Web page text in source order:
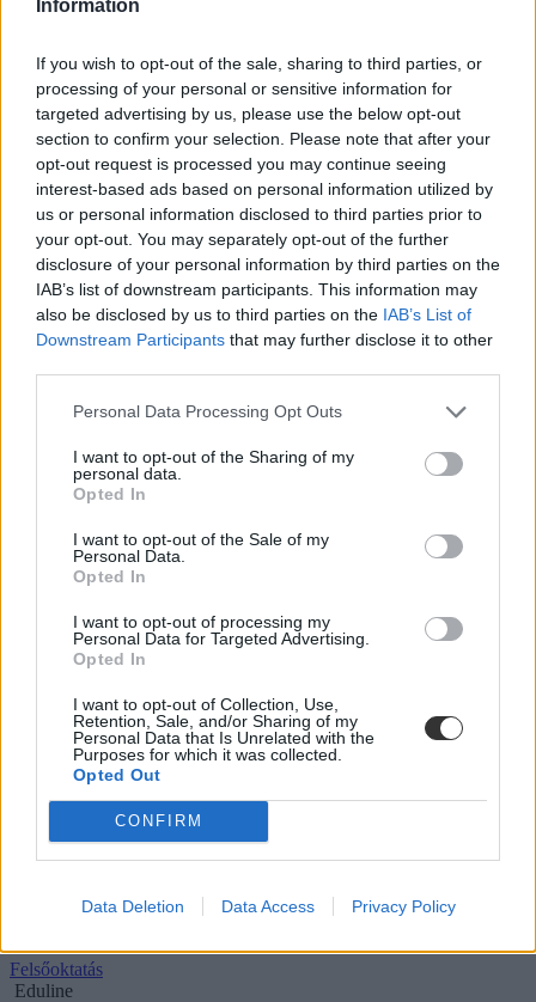
Information
If you wish to opt-out of the sale, sharing to third parties, or
processing of your personal or sensitive information for
targeted advertising by us, please use the below opt-out
section to confirm your selection. Please note that after your
opt-out request is processed you may continue seeing
interest-based ads based on personal information utilized by
us or personal information disclosed to third parties prior to
your opt-out. You may separately opt-out of the further
disclosure of your personal information by third parties on the
IAB’s list of downstream participants. This information may
also be disclosed by us to third parties on the IAB’s List of
Downstream Participants that may further disclose it to other
Personal Data Processing Opt Outs
I want to opt-out of the Sharing of my
personal data.
Opted In
I want to opt-out of the Sale of my
Personal Data.
Opted In
I want to opt-out of processing my
Personal Data for Targeted Advertising.
Opted In
I want to opt-out of Collection, Use,
Retention, Sale, and/or Sharing of my
Personal Data that Is Unrelated with the
Purposes for which it was collected.
Opted Out
CONFIRM
Data Deletion Data Access Privacy Policy
Fricska a miniszternek: "elvárás volt", hogy újra
pályázzon a miskolci rektorjelölt
Dékánként megfelelően vezette a gépészmérnöki kart, amely
Újra pályázik a legtöbb szavazatot kapott miskolci
rektorjelölt
Barkai László, az Egészségügyi Kar dékánja, Torma András, az
Állam- és Jogtudományi Kar dékánja és Illés Béla, a...
Felsőoktatás
Fricska a miniszternek? Újra pályázik a legtöbb
szavazatot kapott miskolci rektorjelölt
Hárman biztosan pályáznak a Miskolci Egyetem rektori posztjára,
Felsőoktatás
Eduline